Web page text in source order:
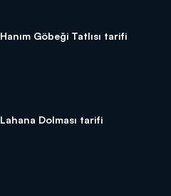
Hanım Göbeği Tatlısı tarifi
Lahana Dolması tarifi